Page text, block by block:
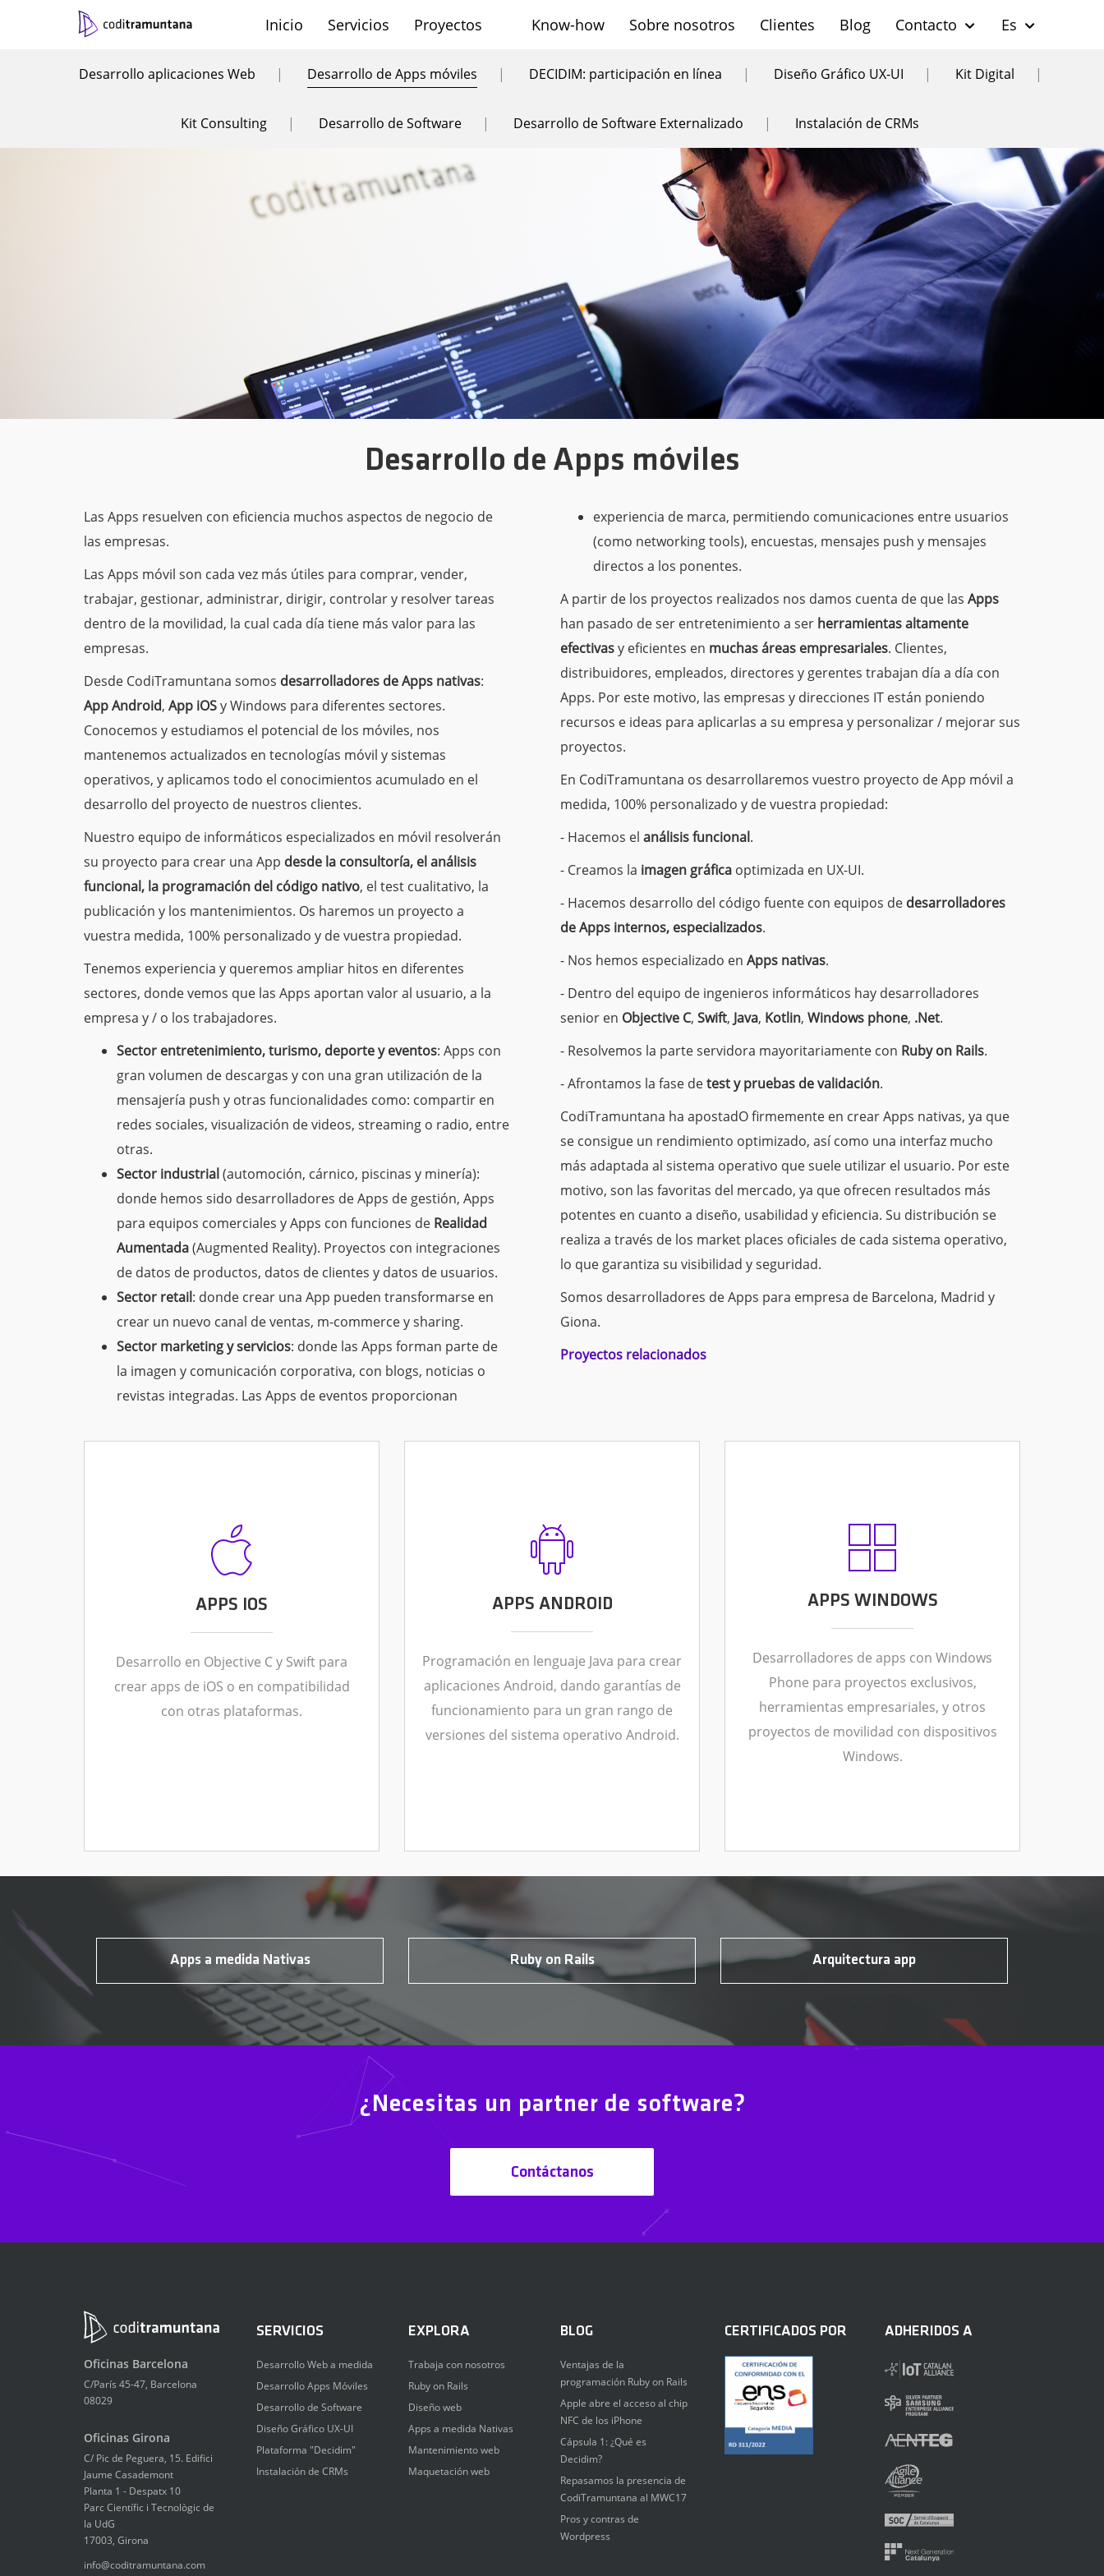
Inicio Servicios Proyectos Know-how Sobre nosotros Clientes Blog Contacto
Contacto | Trabaja con nosotros
Es
| Castellano English
Desarrollo aplicaciones Web | Desarrollo de Apps móviles | DECIDIM: participación en línea | Diseño Gráfico UX-UI | Kit Digital |
Kit Consulting | Desarrollo de Software | Desarrollo de Software Externalizado | Instalación de CRMs
Desarrollo de Apps móviles
Las Apps resuelven con eficiencia muchos aspectos de negocio de
las empresas.
Las Apps móvil son cada vez más útiles para comprar, vender,
trabajar, gestionar, administrar, dirigir, controlar y resolver tareas
dentro de la movilidad, la cual cada día tiene más valor para las
empresas.
Desde CodiTramuntana somos desarrolladores de Apps nativas:
App Android, App iOSy Windows para diferentes sectores.
Conocemos y estudiamos el potencial de los móviles, nos
mantenemos actualizados en tecnologías móvil y sistemas
operativos, y aplicamos todo el conocimientos acumulado en el
desarrollo del proyecto de nuestros clientes.
Nuestro equipo de informáticos especializados en móvil resolverán
su proyecto para crear una App desde la consultoría, el análisis
funcional, la programación del código nativo, el test cualitativo, la
publicación y los mantenimientos. Os haremos un proyecto a
vuestra medida, 100% personalizado y de vuestra propiedad.
Tenemos experiencia y queremos ampliar hitos en diferentes
sectores, donde vemos que las Apps aportan valor al usuario, a la
empresa y / o los trabajadores.
Sector entretenimiento, turismo, deporte y eventos: Apps con
gran volumen de descargas y con una gran utilización de la
mensajería push y otras funcionalidades como: compartir en
redes sociales, visualización de videos, streaming o radio, entre
otras.
Sector industrial (automoción, cárnico, piscinas y minería):
donde hemos sido desarrolladores de Apps de gestión, Apps
para equipos comerciales y Apps con funciones de Realidad
Aumentada(Augmented Reality). Proyectos con integraciones
de datos de productos, datos de clientes y datos de usuarios.
Sector retail: donde crear una App pueden transformarse en
crear un nuevo canal de ventas, m-commerce y sharing.
Sector marketing y servicios: donde las Apps forman parte de
la imagen y comunicación corporativa, con blogs, noticias o
revistas integradas. Las Apps de eventos proporcionan
experiencia de marca, permitiendo comunicaciones entre usuarios
(como networking tools), encuestas, mensajes push y mensajes
directos a los ponentes.
A partir de los proyectos realizados nos damos cuenta de que las Apps
han pasado de ser entretenimiento a ser herramientas altamente
efectivasy eficientes en muchas áreas empresariales. Clientes,
distribuidores, empleados, directores y gerentes trabajan día a día con
Apps. Por este motivo, las empresas y direcciones IT están poniendo
recursos e ideas para aplicarlas a su empresa y personalizar / mejorar sus
proyectos.
En CodiTramuntana os desarrollaremos vuestro proyecto de App móvil a
medida, 100% personalizado y de vuestra propiedad:
- Hacemos el análisis funcional.
- Creamos la imagen gráfica optimizada en UX-UI.
- Hacemos desarrollo del código fuente con equipos de desarrolladores
de Apps internos, especializados.
- Nos hemos especializado en Apps nativas.
- Dentro del equipo de ingenieros informáticos hay desarrolladores
senior en Objective C, Swift, Java, Kotlin, Windows phone, .Net.
- Resolvemos la parte servidora mayoritariamente con Ruby on Rails.
- Afrontamos la fase detest y pruebas de validación.
CodiTramuntana ha apostadO firmemente en crear Apps nativas, ya que
se consigue un rendimiento optimizado, así como una interfaz mucho
más adaptada al sistema operativo que suele utilizar el usuario. Por este
motivo, son las favoritas del mercado, ya que ofrecen resultados más
potentes en cuanto a diseño, usabilidad y eficiencia. Su distribución se
realiza a través de los market places oficiales de cada sistema operativo,
lo que garantiza su visibilidad y seguridad.
Somos desarrolladores de Apps para empresa de Barcelona, Madrid y
Giona.
Proyectos relacionados
APPS IOS
Desarrollo en Objective C y Swift para
crear apps de iOS o en compatibilidad
con otras plataformas.
APPS ANDROID
Programación en lenguaje Java para crear
aplicaciones Android, dando garantías de
funcionamiento para un gran rango de
versiones del sistema operativo Android.
APPS WINDOWS
Desarrolladores de apps con Windows
Phone para proyectos exclusivos,
herramientas empresariales, y otros
proyectos de movilidad con dispositivos
Windows.
Apps a medida Nativas Ruby on Rails Arquitectura app
¿Necesitas un partner de software?
Contáctanos
Oficinas Barcelona
C/París 45-47, Barcelona
08029
Oficinas Girona
C/ Pic de Peguera, 15. Edifici
Jaume Casademont
Planta 1 - Despatx 10
Parc Científic i Tecnològic de
la UdG
17003, Girona
info@coditramuntana.com
SERVICIOS
Desarrollo Web a medida
Desarrollo Apps Móviles
Desarrollo de Software
Diseño Gráfico UX-UI
Plataforma "Decidim"
Instalación de CRMs
EXPLORA
Trabaja con nosotros
Ruby on Rails
Diseño web
Apps a medida Nativas
Mantenimiento web
Maquetación web
BLOG
Ventajas de la
programación Ruby on Rails
Apple abre el acceso al chip
NFC de los iPhone
Cápsula 1: ¿Qué es
Decidim?
Repasamos la presencia de
CodiTramuntana al MWC17
Pros y contras de
Wordpress
CERTIFICADOS POR ADHERIDOS A